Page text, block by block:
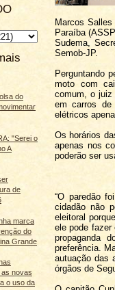
do
"Serei o
A
de
marca
do
Grande
novas
o uso da
Marcos
Paraíba
Sudema,
Semob-JP.
Perguntando
moto com
comum, o juiz
em carros de
elétricos
Os horários
apenas nos
poderão ser
“O paredão
cidadão não
eleitoral
ele pode
propaganda
preferência.
autuação das
órgãos de